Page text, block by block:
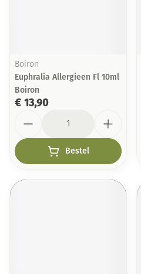
Boiron
Euphralia Allergieen Fl 10ml
Boiron
€ 13,90
Bestel